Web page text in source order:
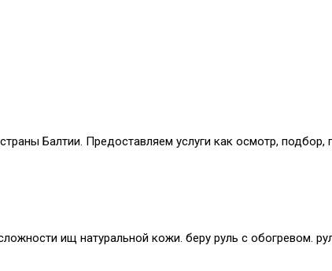
Балтии. Предоставляем услуги как осмотр, подбор,
ищ натуральной кожи. беру руль с обогревом.